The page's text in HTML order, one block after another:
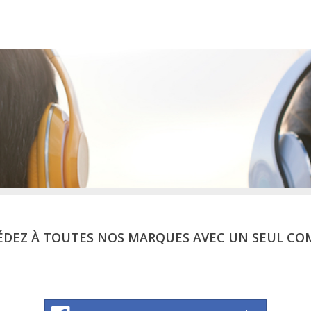
À TOUTES NOS MARQUES AVEC UN SEUL